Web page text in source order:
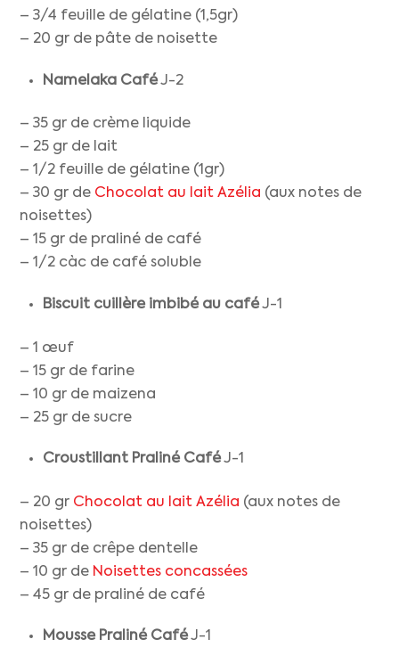
– 3/4 feuille de gélatine (1,5gr)
– 20 gr de pâte de noisette
Namelaka CaféJ-2
– 35 gr de crème liquide
– 25 gr de lait
– 1/2 feuille de gélatine (1gr)
– 30 gr de Chocolat au lait Azélia (aux notes de
noisettes)
– 15 gr de praliné de café
– 1/2 càc de café soluble
Biscuit cuillère imbibé au caféJ-1
– 1 œuf
– 15 gr de farine
– 10 gr de maizena
– 25 gr de sucre
Croustillant Praliné CaféJ-1
– 20 gr Chocolat au lait Azélia (aux notes de
noisettes)
– 35 gr de crêpe dentelle
– 10 gr de Noisettes concassées
– 45 gr de praliné de café
Mousse Praliné CaféJ-1